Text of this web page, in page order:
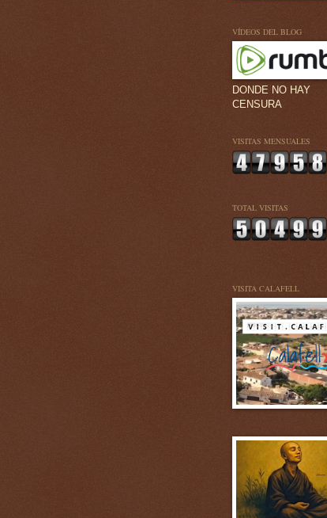
VÍDEOS DEL BLOG
DONDE NO HAY
CENSURA
VISITAS MENSUALES
TOTAL VISITAS
VISITA CALAFELL